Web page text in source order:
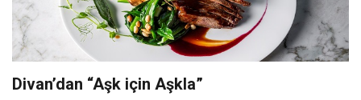
Divan’dan “Aşk için Aşkla”